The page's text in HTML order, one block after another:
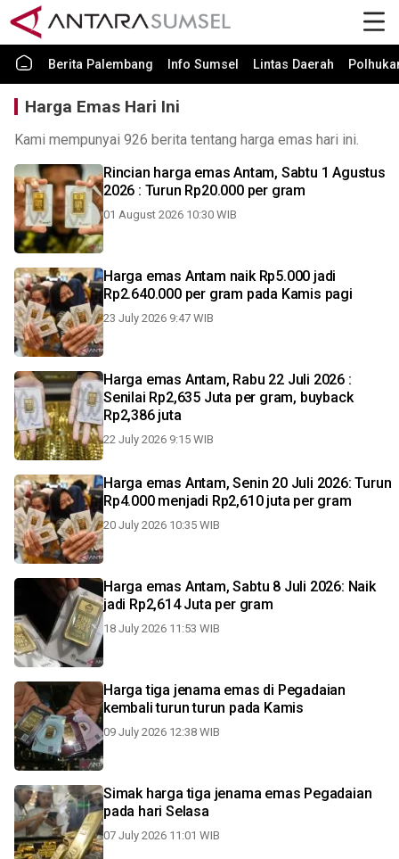
Berita Palembang Info Sumsel Lintas Daerah
Harga Emas Hari Ini
Kami mempunyai 926 berita tentang harga emas hari ini.
Rincian harga emas Antam, Sabtu 1 Agustus
2026 : Turun Rp20.000 per gram
01 August 2026 10:30 WIB
Harga emas Antam naik Rp5.000 jadi
Rp2.640.000 per gram pada Kamis pagi
23 July 2026 9:47 WIB
Harga emas Antam, Rabu 22 Juli 2026 :
Senilai Rp2,635 Juta per gram, buyback
Rp2,386 juta
22 July 2026 9:15 WIB
Harga emas Antam, Senin 20 Juli 2026: Turun
Rp4.000 menjadi Rp2,610 juta per gram
20 July 2026 10:35 WIB
Harga emas Antam, Sabtu 8 Juli 2026: Naik
jadi Rp2,614 Juta per gram
18 July 2026 11:53 WIB
Harga tiga jenama emas di Pegadaian
kembali turun turun pada Kamis
09 July 2026 12:38 WIB
Simak harga tiga jenama emas Pegadaian
pada hari Selasa
07 July 2026 11:01 WIB